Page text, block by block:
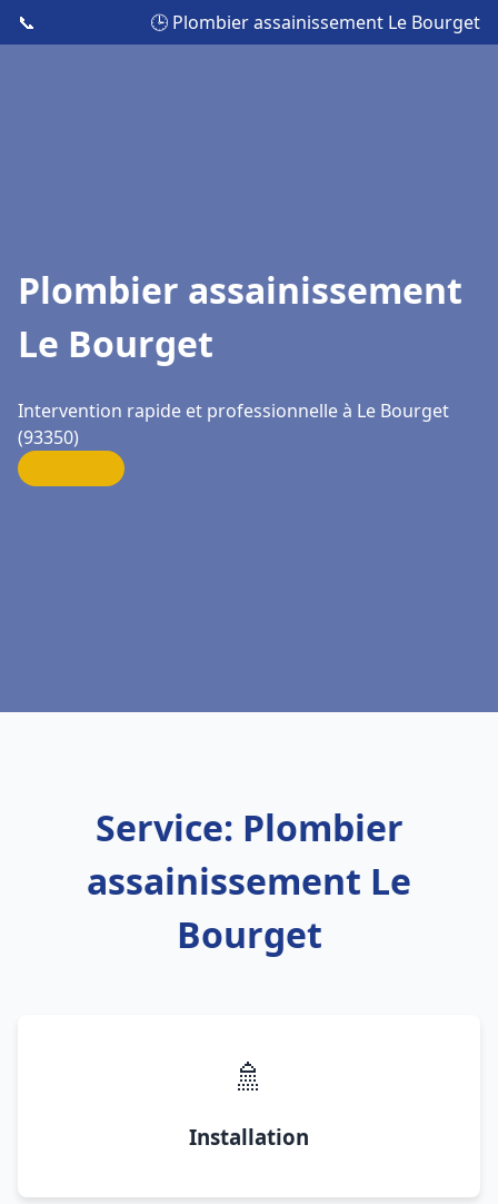
📞 🕒 Plombier assainissement Le Bourget
Plombier assainissement
Le Bourget
Intervention rapide et professionnelle à Le Bourget
(93350)
Service: Plombier
assainissement Le
Bourget
🚿
Installation